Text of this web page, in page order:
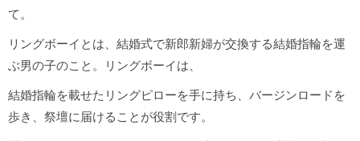
て。
リングボーイとは、結婚式で新郎新婦が交換する結婚指輪を運
ぶ男の子のこと。リングボーイは、
結婚指輪を載せたリングピローを手に持ち、バージンロードを
歩き、祭壇に届けることが役割です。